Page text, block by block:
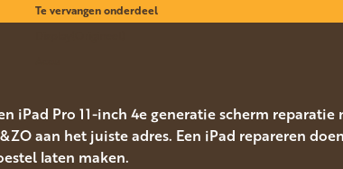
Te vervangen onderdeel
iPad Pro 11-inch 4e generatie scherm
aan het juiste adres. Een iPad repareren
laten maken.